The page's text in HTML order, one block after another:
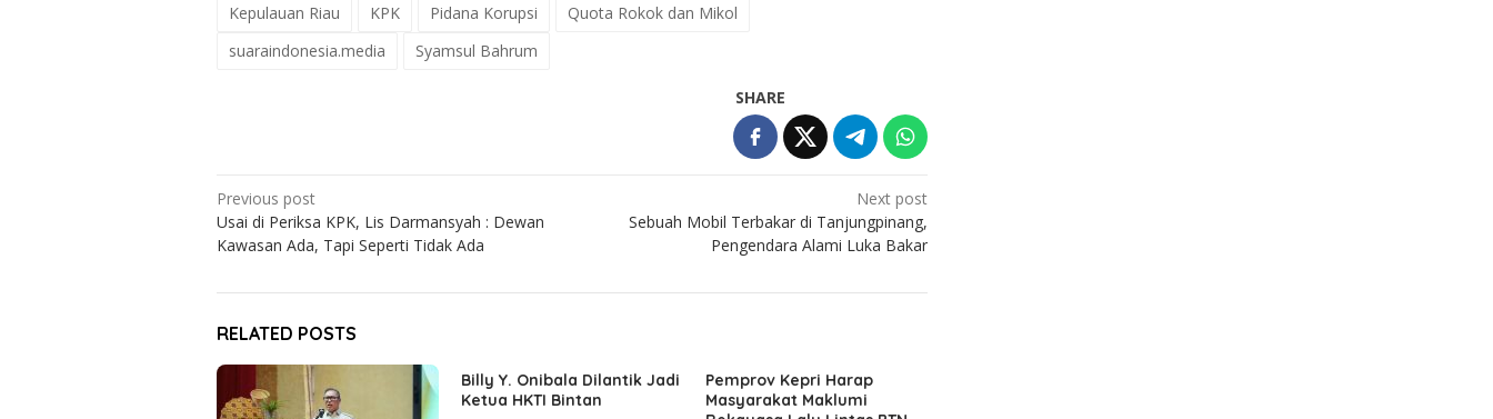
Kepulauan Riau KPK Pidana Korupsi
Quota Rokok dan Mikol
suaraindonesia.media
Syamsul Bahrum
SHARE
Post
navigation
Previous post
Usai di Periksa KPK, Lis Darmansyah : Dewan
Kawasan Ada, Tapi Seperti Tidak Ada
Next post
Sebuah Mobil Terbakar di Tanjungpinang,
Pengendara Alami Luka Bakar
RELATED POSTS
Billy Y. Onibala Dilantik Jadi
Ketua HKTI Bintan
Pemprov Kepri Harap
Masyarakat Maklumi